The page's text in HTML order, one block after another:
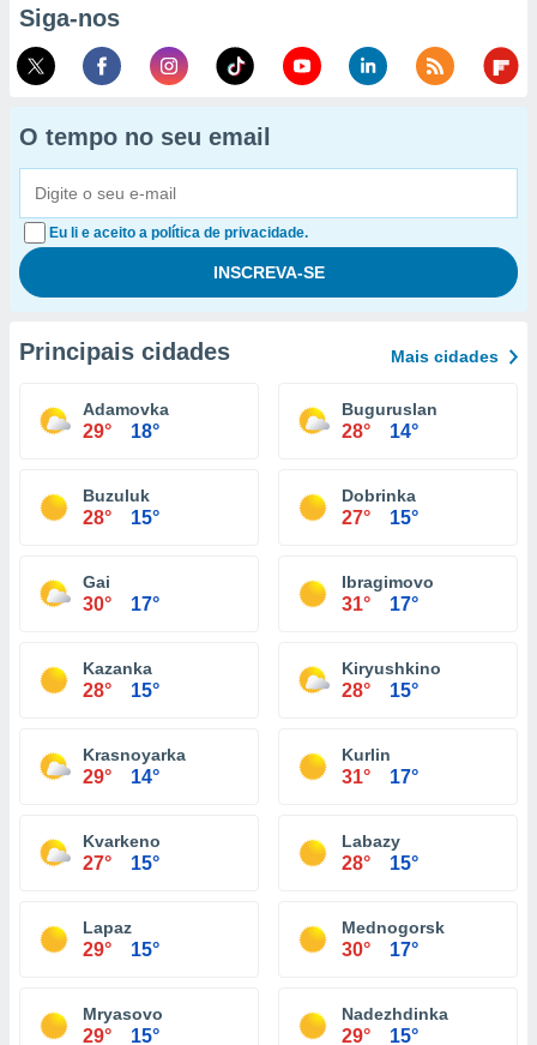
Siga-nos
O tempo no seu email
Eu li e aceito a política de privacidade.
Principais cidades Mais cidades
Adamovka
29° 18°
Buguruslan
28° 14°
Buzuluk
28° 15°
Dobrinka
27° 15°
Gai
30° 17°
Ibragimovo
31° 17°
Kazanka
28° 15°
Kiryushkino
28° 15°
Krasnoyarka
29° 14°
Kurlin
31° 17°
Kvarkeno
27° 15°
Labazy
28° 15°
Lapaz
29° 15°
Mednogorsk
30° 17°
Mryasovo
29° 15°
Nadezhdinka
29° 15°